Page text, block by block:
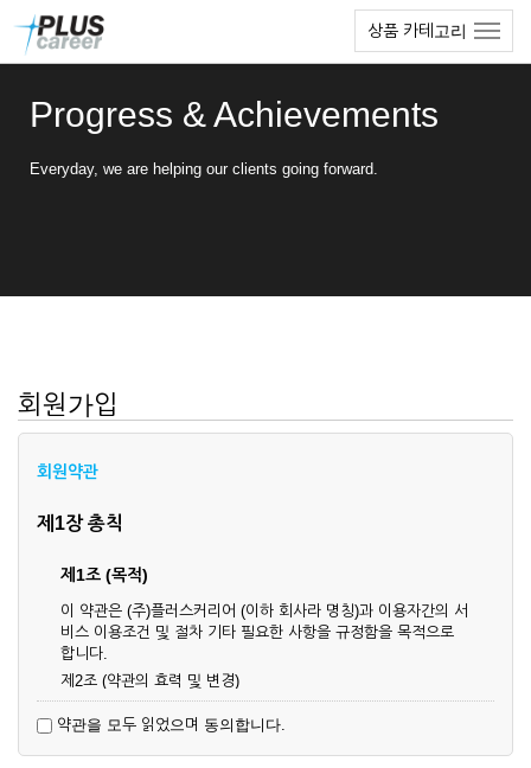
상품 카테고리
Progress & Achievements
Everyday, we are helping our clients going forward.
회원가입
회원약관
제1장 총칙
제1조 (목적)
이 약관은 (주)플러스커리어 (이하 회사라 명칭)과 이용자간의 서
비스 이용조건 및 절차 기타 필요한 사항을 규정함을 목적으로
합니다.
제2조 (약관의 효력 및 변경)
업상 중요 하거나 합리적인 사유가 발생할 경우 온라인 공사를
통하여 변경할 수 있습니다.
약관을 모두 읽었으며 동의합니다.